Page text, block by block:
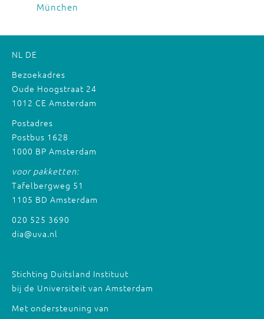
München
NL DE
Bezoekadres
Oude Hoogstraat 24
1012 CE Amsterdam
Postadres
Postbus 1628
1000 BP Amsterdam
voor pakketten:
Tafelbergweg 51
1105 BD Amsterdam
020 525 3690
dia@uva.nl
Stichting Duitsland Instituut
bij de Universiteit van Amsterdam
Met ondersteuning van